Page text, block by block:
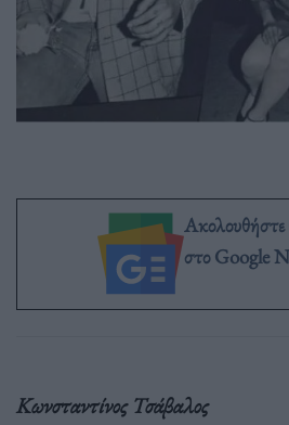
στο Google
Κωνσταντίνος Τσάβαλος